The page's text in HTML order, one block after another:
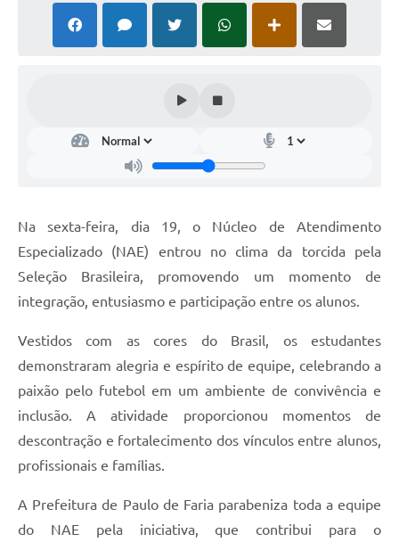
Notícias
Emprega
Na sexta-feira, dia 19, o Núcleo de Atendimento
Especializado (NAE) entrou no clima da torcida pela
Seleção Brasileira, promovendo um momento de
integração, entusiasmo e participação entre os alunos.
Vestidos com as cores do Brasil, os estudantes
demonstraram alegria e espírito de equipe, celebrando a
paixão pelo futebol em um ambiente de convivência e
inclusão. A atividade proporcionou momentos de
descontração e fortalecimento dos vínculos entre alunos,
profissionais e famílias.
A Prefeitura de Paulo de Faria parabeniza toda a equipe
do NAE pela iniciativa, que contribui para o